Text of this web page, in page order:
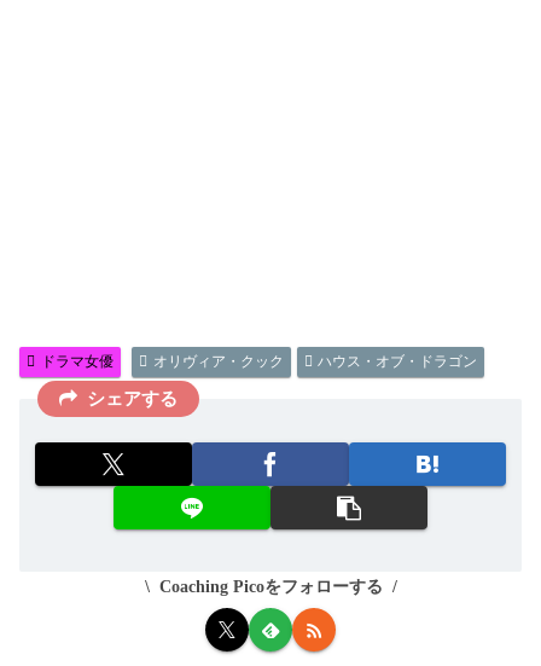
ドラマ女優 オリヴィア・クック ハウス・オブ・ドラゴン
シェアする
Coaching Picoをフォローする